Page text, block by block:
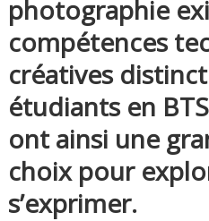
photographie
compétences
créatives
étudiants en
ont ainsi une
choix pour
s’exprimer.